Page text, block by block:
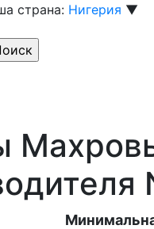
страна: Нигерия ▼